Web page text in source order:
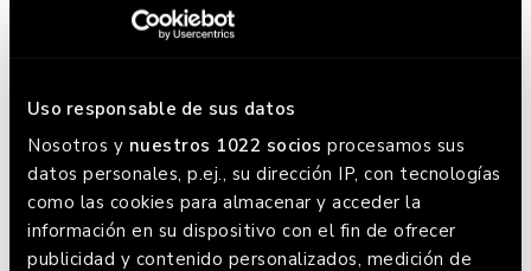
Uso responsable de sus datos
Nosotros y nuestros 1022 socios procesamos sus
datos personales, p.ej., su dirección IP, con tecnologías
como las cookies para almacenar y acceder la
información en su dispositivo con el fin de ofrecer
publicidad y contenido personalizados, medición de